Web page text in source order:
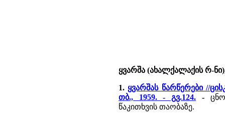
ყვარშა (ახალქალაქის რ-
1. ყვარშას წარწერები //
თბ., 1959. - გვ.124. -
წაკითხვის თაობაზე.